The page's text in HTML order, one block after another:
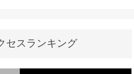
セスランキング